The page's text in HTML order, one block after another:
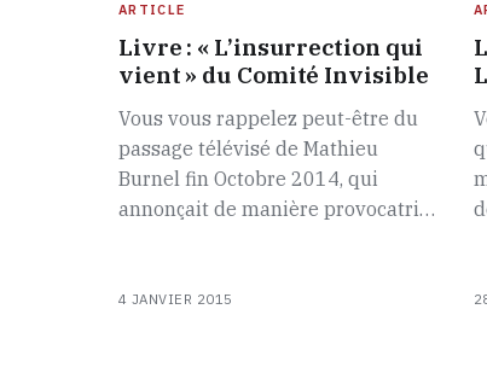
ARTICLE
Livre : « L’insurrection qui
vient » du Comité Invisible
Vous vous rappelez peut-être du
passage télévisé de Mathieu
Burnel fin Octobre 2014, qui
annonçait de manière provocatri…
4 JANVIER 2015